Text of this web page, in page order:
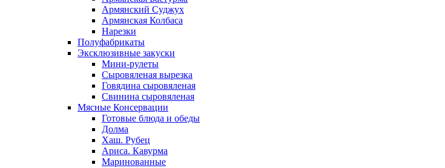
Армянский Суджух
Армянская Колбаса
Нарезки
Полуфабрикаты
Эксклюзивные закуски
Мини-рулеты
Сыровяленая вырезка
Говядина сыровяленая
Свинина сыровяленая
Мясные Консервации
Готовые блюда и обеды
Долма
Хаш. Рубец
Ариса. Кавурма
Маринованные